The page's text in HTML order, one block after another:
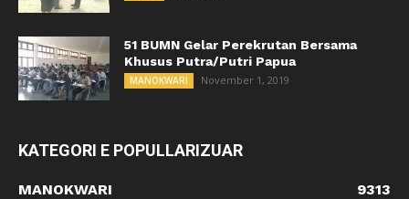
51 BUMN Gelar Perekrutan Bersama
Khusus Putra/Putri Papua
MANOKWARI November 1, 2019
KATEGORI E POPULLARIZUAR
MANOKWARI
9313